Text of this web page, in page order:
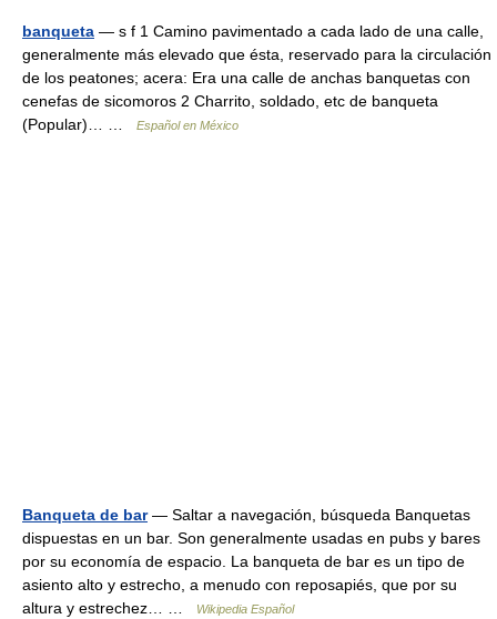
banqueta — s f 1 Camino pavimentado a cada lado de una calle,
generalmente más elevado que ésta, reservado para la circulación
de los peatones; acera: Era una calle de anchas banquetas con
cenefas de sicomoros 2 Charrito, soldado, etc de banqueta
(Popular)… …
Español en México
Banqueta de bar— Saltar a navegación, búsqueda Banquetas
dispuestas en un bar. Son generalmente usadas en pubs y bares
por su economía de espacio. La banqueta de bar es un tipo de
asiento alto y estrecho, a menudo con reposapiés, que por su
altura y estrechez… …
Wikipedia Español